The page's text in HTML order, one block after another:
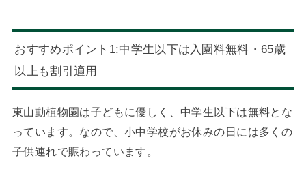
おすすめポイント1:中学生以下は入園料無料・65歳
以上も割引適用
東山動植物園は子どもに優しく、中学生以下は無料とな
っています。なので、小中学校がお休みの日には多くの
子供連れで賑わっています。